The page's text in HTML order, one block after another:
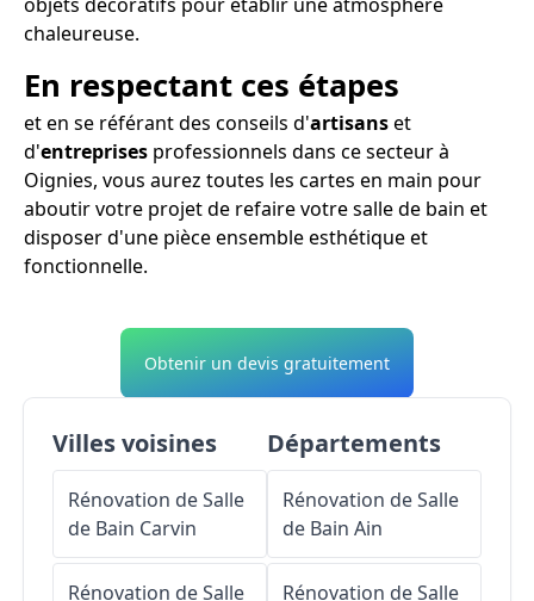
chaleureuse.
En respectant ces étapes
et en se référant des conseils d'artisanset
d'entreprises professionnels dans ce secteur à
Oignies, vous aurez toutes les cartes en main pour
aboutir votre projet de refaire votre salle de bain et
disposer d'une pièce ensemble esthétique et
fonctionnelle.
Obtenir un devis gratuitement
Villes voisines
Rénovation de Salle
de Bain Carvin
Rénovation de Salle
Départements
Rénovation de Salle
de Bain Ain
Rénovation de Salle